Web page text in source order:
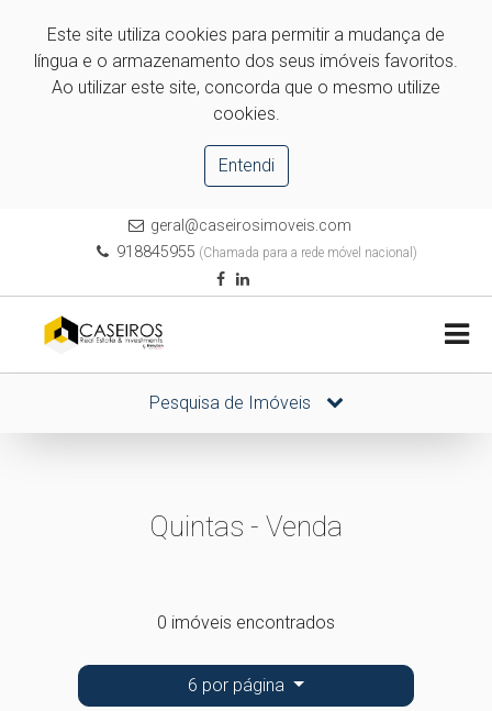
Este site utiliza cookies para permitir a mudança de
língua e o armazenamento dos seus imóveis favoritos.
Ao utilizar este site, concorda que o mesmo utilize
cookies.
Entendi
geral@caseirosimoveis.com
918845955 (Chamada para a rede móvel nacional)
Pesquisa de Imóveis
Quintas - Venda
0 imóveis encontrados
6 por página